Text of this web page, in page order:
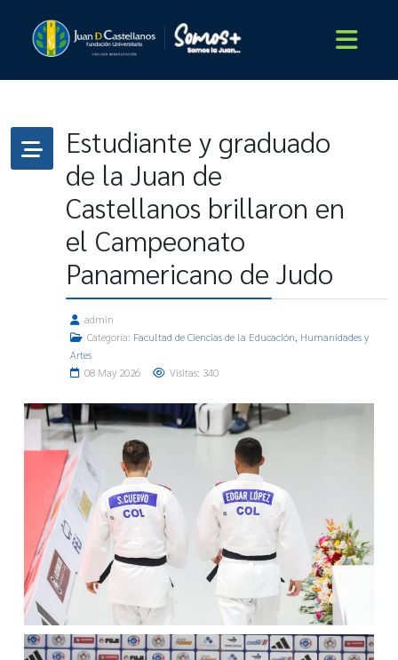
Estudiante y graduado
de la Juan de
Castellanos brillaron en
el Campeonato
Panamericano de Judo
admin
Categoría: Facultad de Ciencias de la Educación, Humanidades y
Artes
08 May 2026
Visitas: 340